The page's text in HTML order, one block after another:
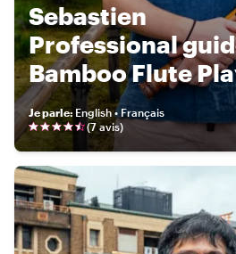
Sebastien
Professional
Bamboo Flute
Je parle: English • Français
(7 avis)